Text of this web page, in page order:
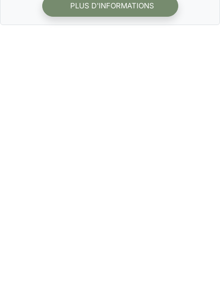
PLUS D'INFORMATIONS